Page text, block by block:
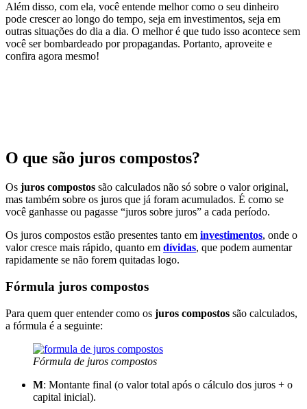
Além disso, com ela, você entende melhor como o seu dinheiro
pode crescer ao longo do tempo, seja em investimentos, seja em
outras situações do dia a dia. O melhor é que tudo isso acontece sem
você ser bombardeado por propagandas. Portanto, aproveite e
confira agora mesmo!
O que são juros compostos?
Os juros compostos são calculados não só sobre o valor original,
mas também sobre os juros que já foram acumulados. É como se
você ganhasse ou pagasse “juros sobre juros” a cada período.
Os juros compostos estão presentes tanto em investimentos, onde o
valor cresce mais rápido, quanto em dívidas, que podem aumentar
rapidamente se não forem quitadas logo.
Fórmula juros compostos
Para quem quer entender como os juros compostos são calculados,
a fórmula é a seguinte:
Fórmula de juros compostos
M: Montante final (o valor total após o cálculo dos juros + o
capital inicial).